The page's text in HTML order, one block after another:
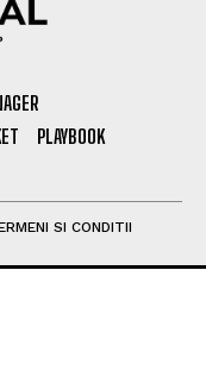
PLAYBOOK
SI CONDITII